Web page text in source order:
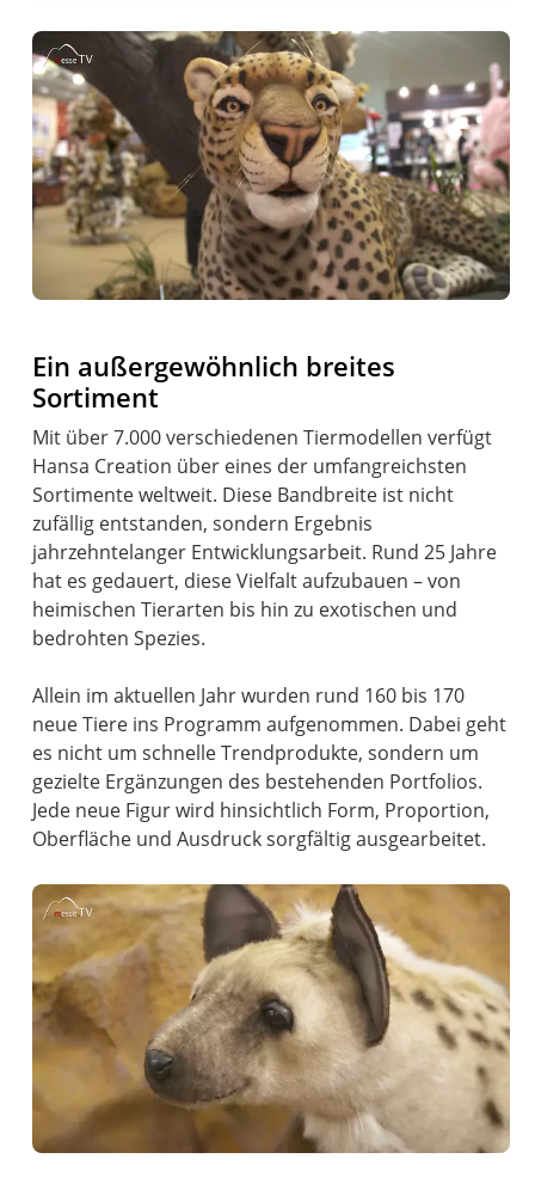
Ein außergewöhnlich breites
Sortiment
Mit über 7.000 verschiedenen Tiermodellen verfügt
Hansa Creation über eines der umfangreichsten
Sortimente weltweit. Diese Bandbreite ist nicht
zufällig entstanden, sondern Ergebnis
jahrzehntelanger Entwicklungsarbeit. Rund 25 Jahre
hat es gedauert, diese Vielfalt aufzubauen – von
heimischen Tierarten bis hin zu exotischen und
bedrohten Spezies.
Allein im aktuellen Jahr wurden rund 160 bis 170
neue Tiere ins Programm aufgenommen. Dabei geht
es nicht um schnelle Trendprodukte, sondern um
gezielte Ergänzungen des bestehenden Portfolios.
Jede neue Figur wird hinsichtlich Form, Proportion,
Oberfläche und Ausdruck sorgfältig ausgearbeitet.